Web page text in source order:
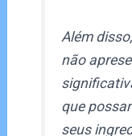
Além
não
que
seus